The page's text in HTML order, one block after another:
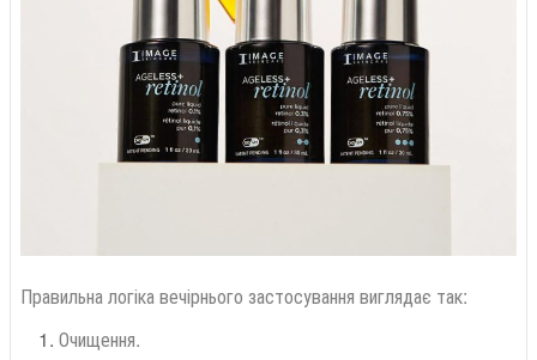
Правильна логіка вечірнього застосування виглядає так:
Очищення.